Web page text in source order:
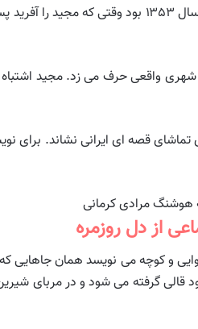
اواخر دهه چهل و اوایل دهه پنجاه نخستین کتاب هایش
واقعی حرف می زد. مجید
قصه ای ایرانی نشاند. برای
از دل روزمره
و کوچه می نویسد همان
قالی گرفته می شود و در مربای